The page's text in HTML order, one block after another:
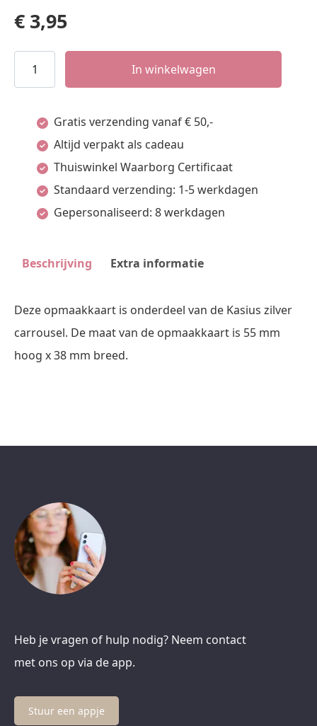
€ 3,95
Opmaakkaart
Carrousel
Materialen
In winkelwagen
Gratis verzending vanaf € 50,-
Altijd verpakt als cadeau
Thuiswinkel Waarborg Certificaat
Standaard verzending: 1-5 werkdagen
Gepersonaliseerd: 8 werkdagen
Beschrijving Extra informatie
Deze opmaakkaart is onderdeel van de Kasius zilver
carrousel. De maat van de opmaakkaart is 55 mm
hoog x 38 mm breed.
Heb je vragen of hulp nodig? Neem contact
met ons op via de app.
Stuur een appje